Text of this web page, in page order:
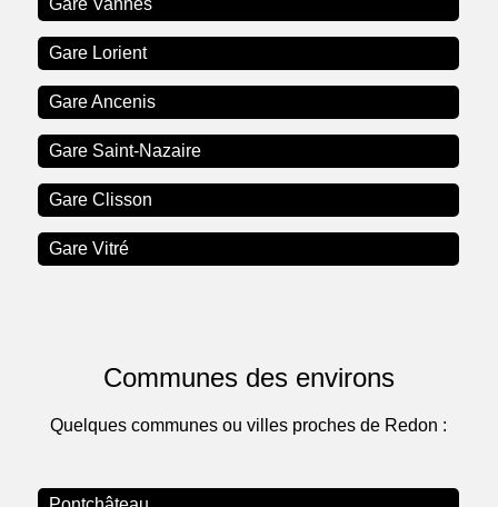
Gare Lorient
Gare Ancenis
Gare Saint-Nazaire
Gare Clisson
Gare Vitré
Communes des environs
Quelques communes ou villes proches de Redon :